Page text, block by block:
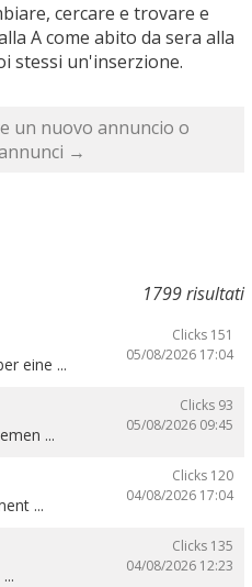
cercare e trovare e
A come abito da sera alla
stessi un'inserzione.
un nuovo annuncio o
→
1799 risultati
Clicks 151
05/08/2026 17:04
eine ...
Clicks 93
05/08/2026 09:45
...
Clicks 120
04/08/2026 17:04
...
Clicks 135
04/08/2026 12:23